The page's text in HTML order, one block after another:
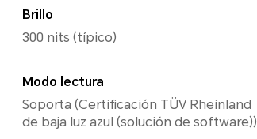
Brillo
300 nits (típico)
Modo lectura
Soporta (Certificación TÜV Rheinland
de baja luz azul (solución de software))